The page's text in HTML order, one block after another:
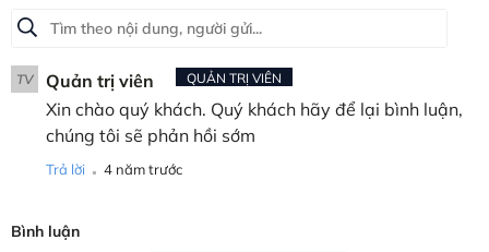
TV Quản trị viên QUẢN TRỊ VIÊN
Xin chào quý khách. Quý khách hãy để lại bình luận,
chúng tôi sẽ phản hồi sớm
Trả lời . 4 năm trước
Bình luận